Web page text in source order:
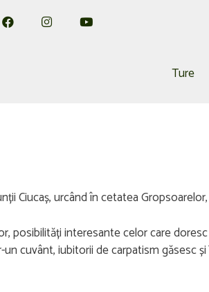
Ture
Ciucaș, urcând în cetatea
posibilități interesante celor care
cuvânt, iubitorii de carpatism găsesc